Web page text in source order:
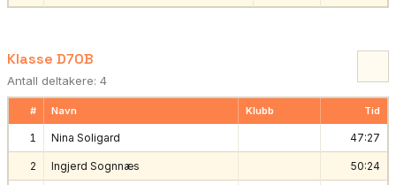
Klasse D70B
Antall deltakere: 4
# Navn Klubb Tid
1 Nina Soligard 47:27
2 Ingjerd Sognnæs 50:24